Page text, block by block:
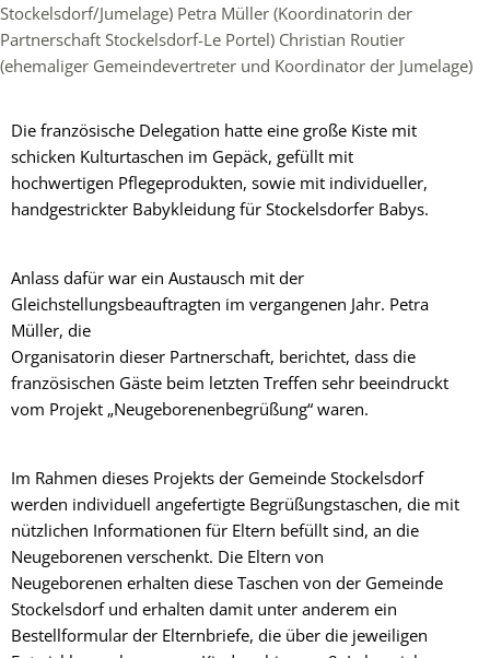
Stockelsdorf/Jumelage) Petra Müller (Koordinatorin der
Partnerschaft Stockelsdorf-Le Portel) Christian Routier
(ehemaliger Gemeindevertreter und Koordinator der Jumelage)
Die französische Delegation hatte eine große Kiste mit
schicken Kulturtaschen im Gepäck, gefüllt mit
hochwertigen Pflegeprodukten, sowie mit individueller,
handgestrickter Babykleidung für Stockelsdorfer Babys.
Anlass dafür war ein Austausch mit der
Gleichstellungsbeauftragten im vergangenen Jahr. Petra
Müller, die
Organisatorin dieser Partnerschaft, berichtet, dass die
französischen Gäste beim letzten Treffen sehr beeindruckt
vom Projekt „Neugeborenenbegrüßung“ waren.
Im Rahmen dieses Projekts der Gemeinde Stockelsdorf
werden individuell angefertigte Begrüßungstaschen, die mit
nützlichen Informationen für Eltern befüllt sind, an die
Neugeborenen verschenkt. Die Eltern von
Neugeborenen erhalten diese Taschen von der Gemeinde
Stockelsdorf und erhalten damit unter anderem ein
Bestellformular der Elternbriefe, die über die jeweiligen